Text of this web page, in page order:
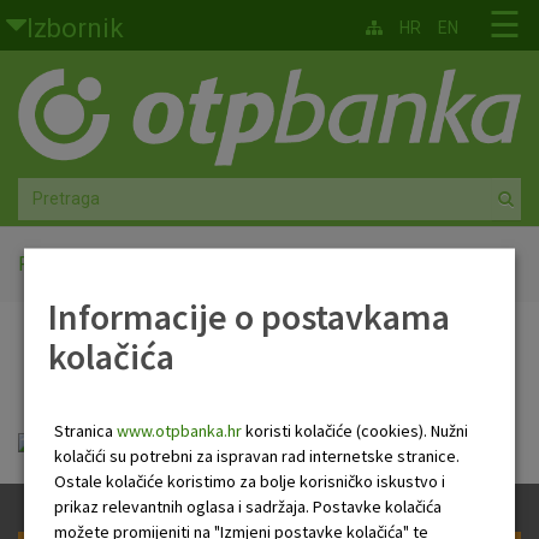
Skoči na glavni sadržaj
Izbornik
Građani
Privatno bankarstvo
Agro
Mala poduzeća i obrtnici
Srednja i velika poduzeća
Faktoring
O nama
☰
HR EN
Početna
PB Newsletter
HR Newsletter 06 02 2020 .pdf
Informacije o postavkama
kolačića
Stranica www.otpbanka.hrkoristi kolačiće (cookies). Nužni
kolačići su potrebni za ispravan rad internetske stranice.
Ostale kolačiće koristimo za bolje korisničko iskustvo i
prikaz relevantnih oglasa i sadržaja. Postavke kolačića
možete promijeniti na "Izmjeni postavke kolačića" te